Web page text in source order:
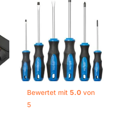
Bewertet mit 5.0von
5